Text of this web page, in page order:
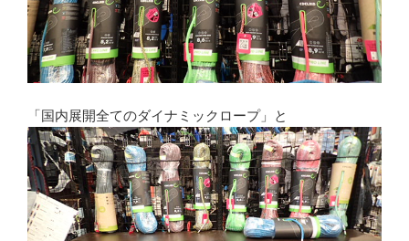
「国内展開全てのダイナミックロープ」と